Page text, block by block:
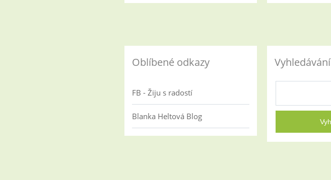
Oblíbené odkazy
FB - Žiju s radostí
Blanka Heltová Blog
Vyhledávání